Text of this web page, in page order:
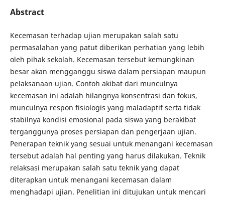
Abstract
Kecemasan terhadap ujian merupakan salah satu
permasalahan yang patut diberikan perhatian yang lebih
oleh pihak sekolah. Kecemasan tersebut kemungkinan
besar akan mengganggu siswa dalam persiapan maupun
pelaksanaan ujian. Contoh akibat dari munculnya
kecemasan ini adalah hilangnya konsentrasi dan fokus,
munculnya respon fisiologis yang maladaptif serta tidak
stabilnya kondisi emosional pada siswa yang berakibat
terganggunya proses persiapan dan pengerjaan ujian.
Penerapan teknik yang sesuai untuk menangani kecemasan
tersebut adalah hal penting yang harus dilakukan. Teknik
relaksasi merupakan salah satu teknik yang dapat
diterapkan untuk menangani kecemasan dalam
menghadapi ujian. Penelitian ini ditujukan untuk mencari